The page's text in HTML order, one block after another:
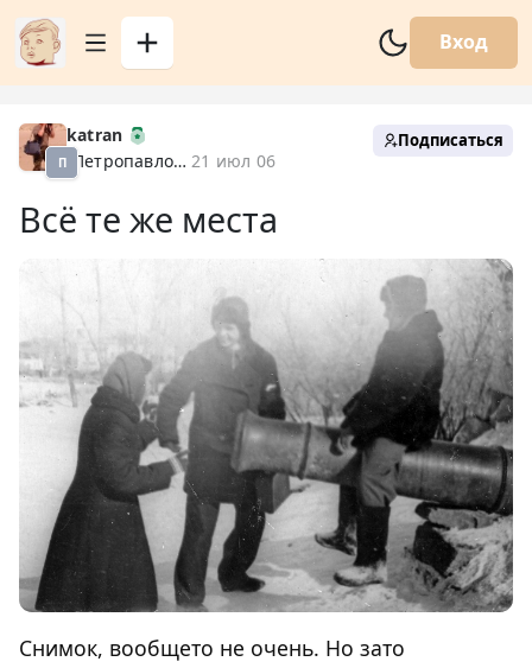
Вход
П
katran
Петропавловск XX 21 июл 06
Подписаться
Всё те же места
Снимок, вообщето не очень. Но зато